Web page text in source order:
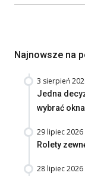
Najnowsze na
3 sierpień
Jedna
wybrać
29 lipiec 2026
Rolety
28 lipiec 2026